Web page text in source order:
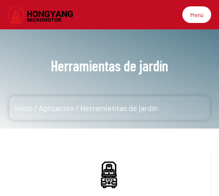
Menú
Herramientas de jardín
Inicio / Aplicación / Herramientas de jardín